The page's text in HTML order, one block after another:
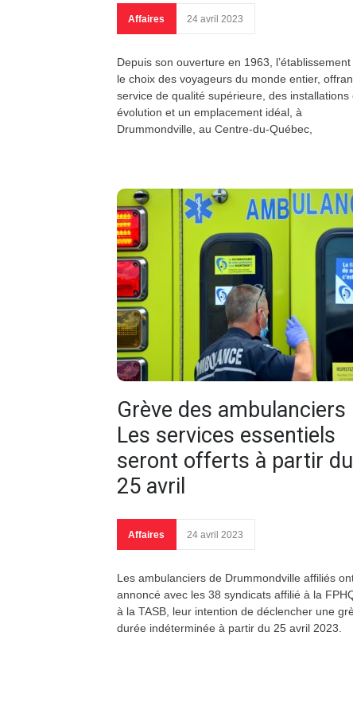
Affaires 24 avril 2023
Depuis son ouverture en 1963,
le choix des voyageurs du monde entier,
service de qualité supérieure, des installations
évolution et un emplacement idéal, à
Drummondville, au Centre-du-Québec,
Grève des ambulanciers
Les services essentiels
seront offerts à partir du
25 avril
Affaires 24 avril 2023
Les ambulanciers de Drummondville affiliés
annoncé avec les 38 syndicats affilié à la
à la TASB, leur intention de déclencher une
durée indéterminée à partir du 25 avril 2023.